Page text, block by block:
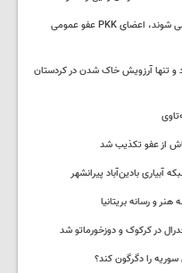
در حالی که زندان ها از اعضای اپوزیسیون پر می شوند، اعضای PKK عفو عمومی
و تنها آرزویش خاک شدن در کردستان
از عفو تکذیب شد
بادین‌آباد پیرانشهر
و رسانه بریتانیا
در کرکوک و دوزخورماتو شد
سوریه را دگرگون کند؟